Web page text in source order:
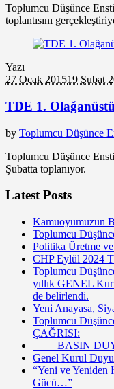
Toplumcu Düşünce
toplantısını
Yazı
27 Ocak 201519 Şubat
TDE 1.
by Toplumcu Düşünce
Toplumcu Düşünce
Şubatta toplanıyor.
Latest Posts
Kamuoyumuzun
Toplumcu
Politika Üretme ve
CHP Eylül 2024
Toplumcu
yıllık GENEL
de belirlendi.
Yeni Anayasa,
Toplumcu
ÇAĞRISI:
BASIN
Genel Kurul
“Yeni ve Yeniden
Gücü…”